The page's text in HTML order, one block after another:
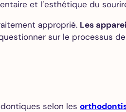
et l’esthétique du
approprié. Les
sur le processus
selon les